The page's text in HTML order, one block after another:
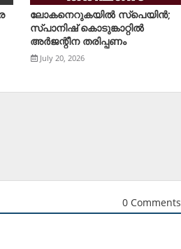
ലോകനെറുകയില്‍ സ്പെയിന്‍;
സ്പാനിഷ് കൊടുങ്കാറ്റില്‍
അര്‍ജന്റീന തരിപ്പണം
July 20, 2026
0 Comments